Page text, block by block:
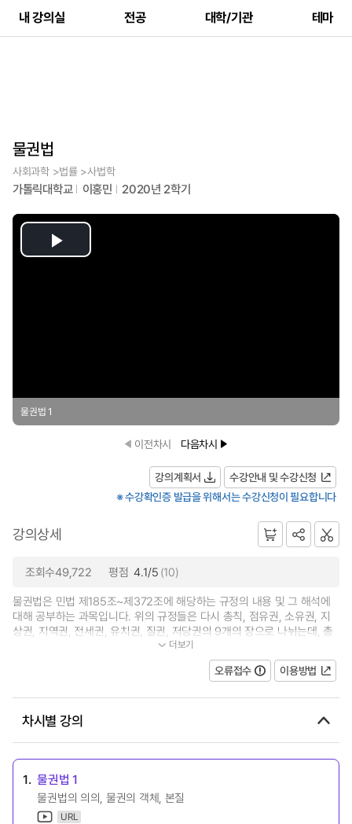
내 강의실 전공 대학/기관 테마
물권법
사회과학 >법률 >사법학
가톨릭대학교 이홍민 2020년 2학기
Play
물권법 1
이전차시 다음차시
강의계획서
수강안내 및 수강신청
※ 수강확인증 발급을 위해서는 수강신청이 필요합니다
강의상세
조회수49,722 평점 4.1/5 (10)
물권법은 민법 제185조~제372조에 해당하는 규정의 내용 및 그 해석에
대해 공부하는 과목입니다. 위의 규정들은 다시 총칙, 점유권, 소유권, 지
상권, 지역권, 전세권, 유치권, 질권, 저당권의 9개의 장으로 나뉘는데, 총
칙에서 물권 변동 등 물권의 기본원리...
더보기
오류접수 이용방법
차시별 강의
1. 물권법 1
물권법의 의의, 물권의 객체, 본질
URL